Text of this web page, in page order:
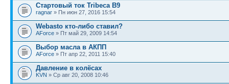
Стартовый ток Tribeca B9
ragnar » Пн июн 27, 2016 15:54
Webasto кто-либо ставил?
AForce » Пт май 29, 2009 14:54
Выбор масла в АКПП
AForce » Пт апр 22, 2011 15:40
Давление в колёсах
KVN » Ср авг 20, 2008 10:46